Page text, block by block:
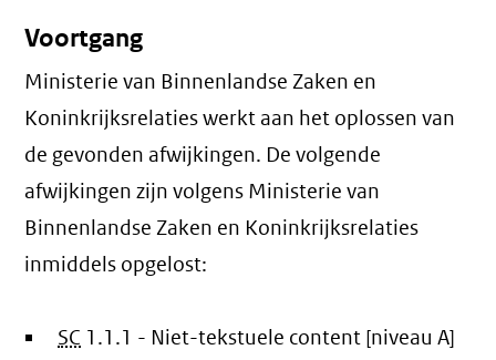
Voortgang
Ministerie van Binnenlandse Zaken en
Koninkrijksrelaties werkt aan het oplossen van
de gevonden afwijkingen. De volgende
afwijkingen zijn volgens Ministerie van
Binnenlandse Zaken en Koninkrijksrelaties
inmiddels opgelost:
SC 1.1.1 - Niet-tekstuele content [niveau A]